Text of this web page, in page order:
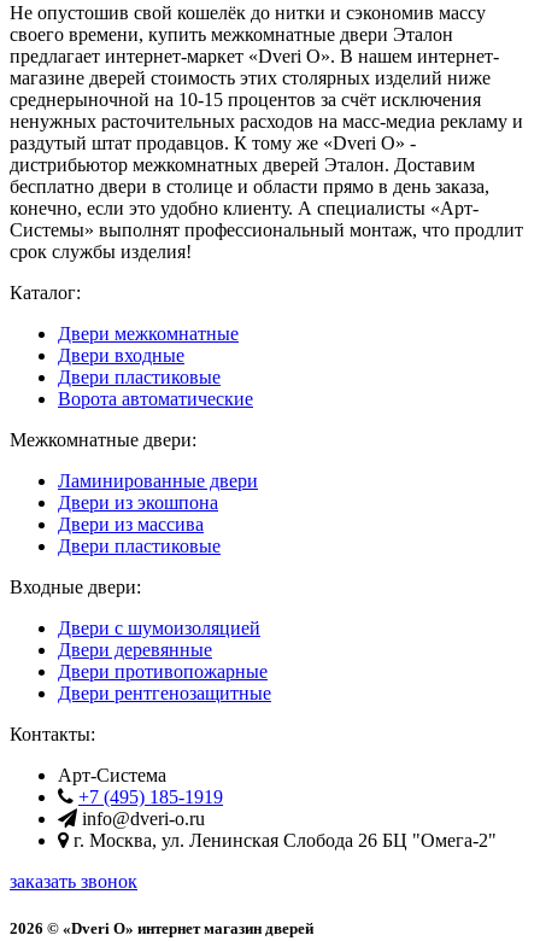
Не опустошив свой кошелёк до нитки и сэкономив массу
своего времени, купить межкомнатные двери Эталон
предлагает интернет-маркет «Dveri O». В нашем интернет-
магазине дверей стоимость этих столярных изделий ниже
среднерыночной на 10-15 процентов за счёт исключения
ненужных расточительных расходов на масс-медиа рекламу и
раздутый штат продавцов. К тому же «Dveri O» -
дистрибьютор межкомнатных дверей Эталон. Доставим
бесплатно двери в столице и области прямо в день заказа,
конечно, если это удобно клиенту. А специалисты «Арт-
Системы» выполнят профессиональный монтаж, что продлит
срок службы изделия!
Каталог:
Двери межкомнатные
Двери входные
Двери пластиковые
Ворота автоматические
Межкомнатные двери:
Ламинированные двери
Двери из экошпона
Двери из массива
Двери пластиковые
Входные двери:
Двери с шумоизоляцией
Двери деревянные
Двери противопожарные
Двери рентгенозащитные
Контакты:
Арт-Система
+7 (495) 185-1919
info@dveri-o.ru
г. Москва, ул. Ленинская Слобода 26 БЦ "Омега-2"
заказать звонок
2026 © «Dveri O» интернет магазин дверей